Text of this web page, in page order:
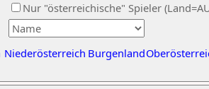
Nur "österreichische" Spieler
Niederösterreich Burgenland